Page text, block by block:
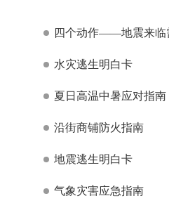
四个动作——地震来临
水灾逃生明白卡
夏日高温中暑应对指南
沿街商铺防火指南
地震逃生明白卡
气象灾害应急指南